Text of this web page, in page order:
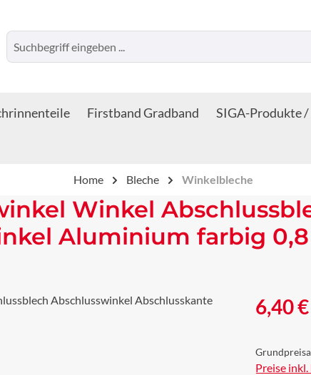
Firstband Gradband SIGA-Produkte
Home Bleche Winkelbleche
Winkel
Aluminium farbig
Regulärer
6,40 €
Preise